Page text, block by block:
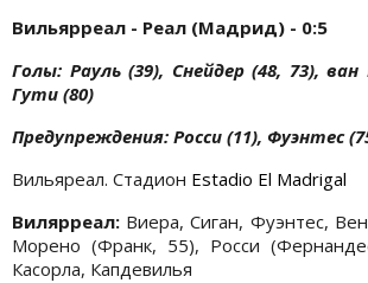
Вильярреал - Реал (Мадрид) - 0:5
Голы: Рауль (39), Снейдер (48, 73),
Гути (80)
Предупреждения: Росси (11), Фуэнтес
Вильяреал. Стадион Estadio El Madrigal
Вилярреал: Виера, Сиган, Фуэнтес,
Морено (Франк, 55), Росси
Касорла, Капдевилья